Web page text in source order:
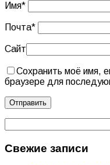
Имя*
Почта*
Сайт
Сохранить моё имя,
браузере для
Свежие записи